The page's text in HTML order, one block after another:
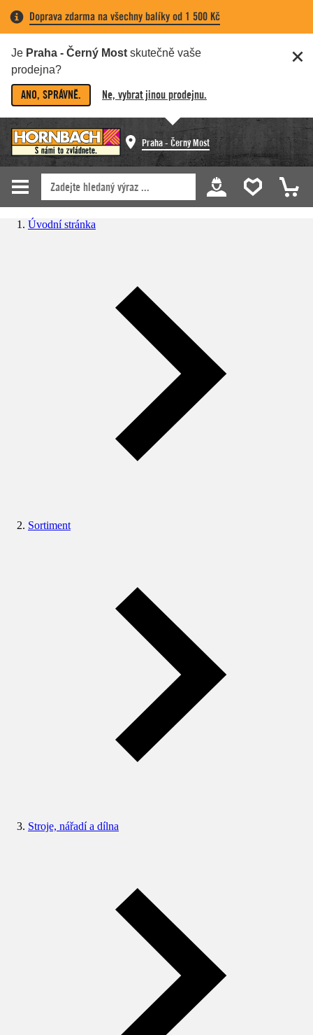
Doprava zdarma na všechny balíky od 1 500 Kč
Je Praha - Černý Most skutečně vaše
prodejna?
ANO, SPRÁVNĚ. Ne, vybrat jinou prodejnu.
Praha - Černý Most
Úvodní stránka
Sortiment
Stroje, nářadí a dílna